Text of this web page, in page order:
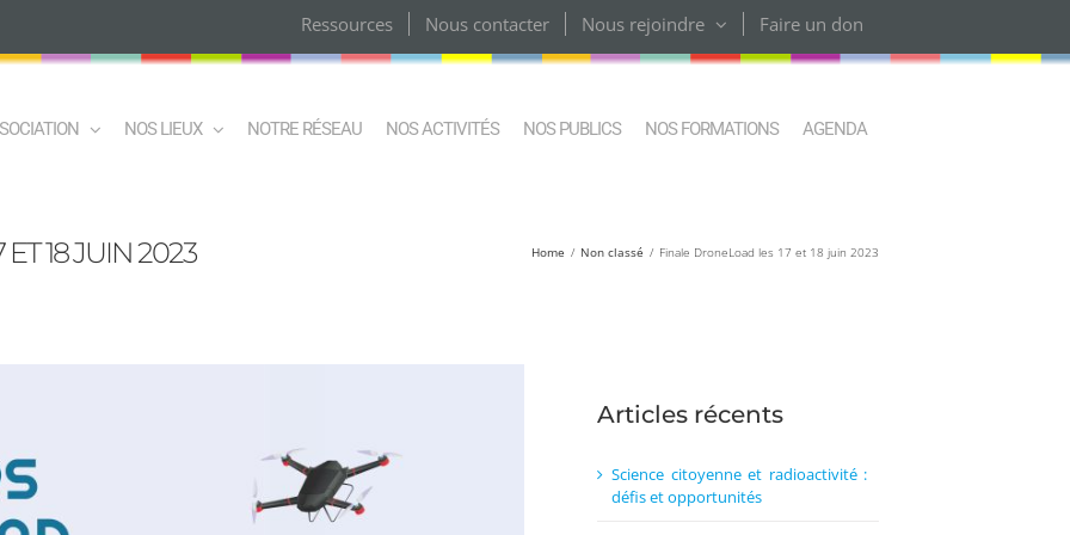
Ressources Nous contacter Nous rejoindre Faire un don
NOS LIEUX NOTRE RÉSEAU NOS ACTIVITÉS NOS PUBLICS NOS FORMATIONS AGENDA
18 JUIN 2023 Home Non classé Finale DroneLoad les 17 et 18 juin 2023
Articles récents
Science citoyenne et radioactivité :
défis et opportunités